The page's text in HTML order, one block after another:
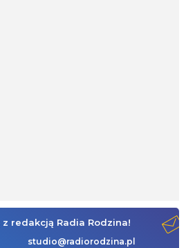
redakcją Radia Rodzina!
studio@radiorodzina.pl